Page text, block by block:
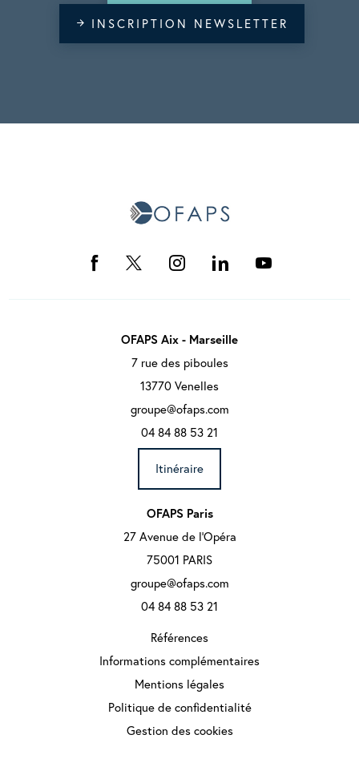
arrow_forward INSCRIPTION NEWSLETTER
OFAPS Aix - Marseille
7 rue des piboules
13770 Venelles
groupe@ofaps.com
04 84 88 53 21
Itinéraire
OFAPS Paris
27 Avenue de l'Opéra
75001 PARIS
groupe@ofaps.com
04 84 88 53 21
Références
Informations complémentaires
Mentions légales
Politique de confidentialité
Gestion des cookies